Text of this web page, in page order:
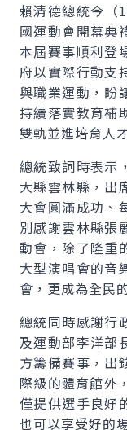
賴清德總統今（
國運動會開幕典
本屆賽事順利登
府以實際行動支
與職業運動，盼
持續落實教育補
雙軌並進培育人
總統致詞時表示
大縣雲林縣，出
大會圓滿成功、
別感謝雲林縣張
動會，除了隆重
大型演唱會的音
會，更成為全民
總統同時感謝行
及運動部李洋部
方籌備賽事，出
際級的體育館外
僅提供選手良好
也可以享受好的